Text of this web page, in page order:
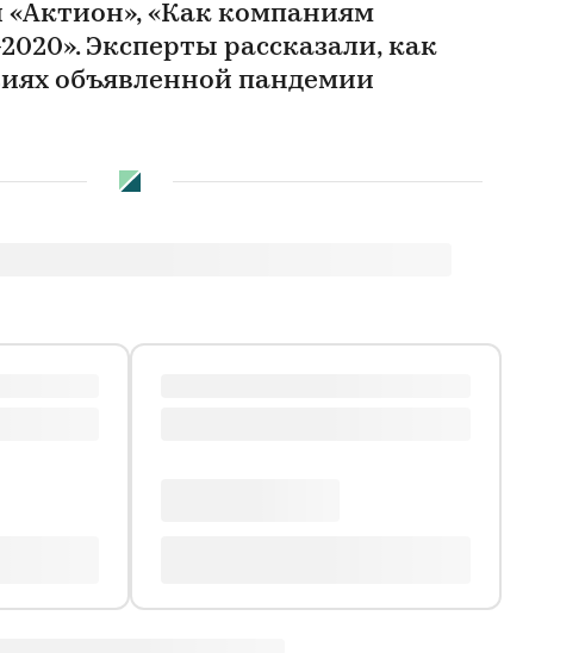
«Актион», «Как компаниям
Эксперты рассказали, как
объявленной пандемии